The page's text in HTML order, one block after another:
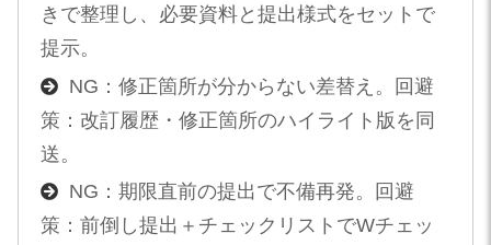
きで整理し、必要資料と提出様式をセットで
提示。
NG：修正箇所が分からない差替え。回避
策：改訂履歴・修正箇所のハイライト版を同
送。
NG：期限直前の提出で不備再発。回避
策：前倒し提出＋チェックリストでWチェッ